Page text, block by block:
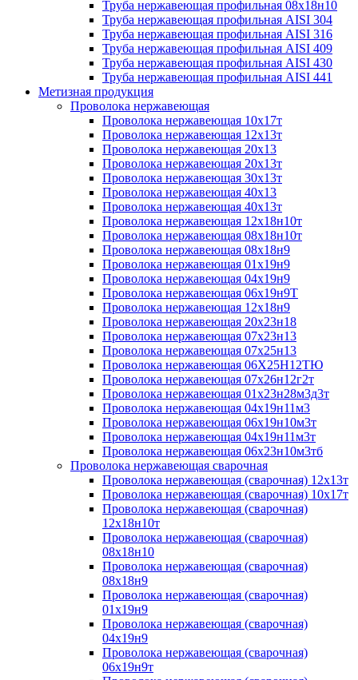
Труба нержавеющая профильная 08х18н10
Труба нержавеющая профильная AISI 304
Труба нержавеющая профильная AISI 316
Труба нержавеющая профильная AISI 409
Труба нержавеющая профильная AISI 430
Труба нержавеющая профильная AISI 441
Метизная продукция
Проволока нержавеющая
Проволока нержавеющая 10х17т
Проволока нержавеющая 12х13т
Проволока нержавеющая 20х13
Проволока нержавеющая 20х13т
Проволока нержавеющая 30х13т
Проволока нержавеющая 40х13
Проволока нержавеющая 40х13т
Проволока нержавеющая 12х18н10т
Проволока нержавеющая 08х18н10т
Проволока нержавеющая 08х18н9
Проволока нержавеющая 01х19н9
Проволока нержавеющая 04х19н9
Проволока нержавеющая 06х19н9Т
Проволока нержавеющая 12х18н9
Проволока нержавеющая 20х23н18
Проволока нержавеющая 07х23н13
Проволока нержавеющая 07х25н13
Проволока нержавеющая 06Х25Н12ТЮ
Проволока нержавеющая 07х26н12г2т
Проволока нержавеющая 01х23н28м3д3т
Проволока нержавеющая 04х19н11м3
Проволока нержавеющая 06х19н10м3т
Проволока нержавеющая 04х19н11м3т
Проволока нержавеющая 06х23н10м3тб
Проволока нержавеющая сварочная
Проволока нержавеющая (сварочная) 12х13т
Проволока нержавеющая (сварочная) 10х17т
Проволока нержавеющая (сварочная)
12х18н10т
Проволока нержавеющая (сварочная)
08х18н10
Проволока нержавеющая (сварочная)
08х18н9
Проволока нержавеющая (сварочная)
01х19н9
Проволока нержавеющая (сварочная)
04х19н9
Проволока нержавеющая (сварочная)
06х19н9т